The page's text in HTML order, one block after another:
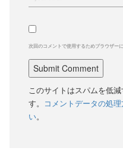
次回のコメントで使用するためブラウザー
このサイトはスパムを低
す。
コメントデータの処
い。